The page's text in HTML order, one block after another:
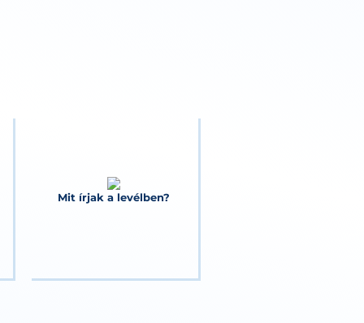
Mit írjak a levélben?